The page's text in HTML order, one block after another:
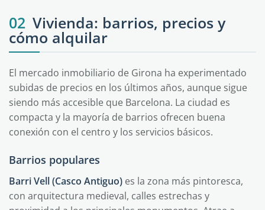
02 Vivienda: barrios, precios y
cómo alquilar
El mercado inmobiliario de Girona ha experimentado
subidas de precios en los últimos años, aunque sigue
siendo más accesible que Barcelona. La ciudad es
compacta y la mayoría de barrios ofrecen buena
conexión con el centro y los servicios básicos.
Barrios populares
Barri Vell (Casco Antiguo) es la zona más pintoresca,
con arquitectura medieval, calles estrechas y